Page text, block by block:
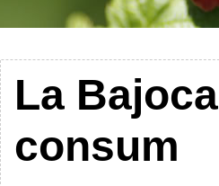
La
consum